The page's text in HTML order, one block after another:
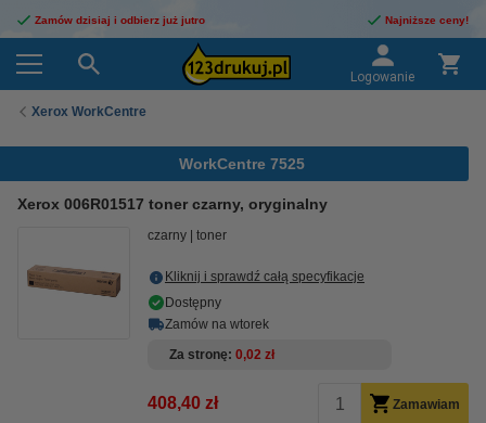
Zamów dzisiaj i odbierz już jutro Najniższe ceny!
Logowanie
Xerox WorkCentre
WorkCentre 7525
Xerox 006R01517 toner czarny, oryginalny
czarny toner
Kliknij i sprawdź całą specyfikacje
Dostępny
Zamów na wtorek
Za stronę 0,02 zł
408,40 zł Zamawiam